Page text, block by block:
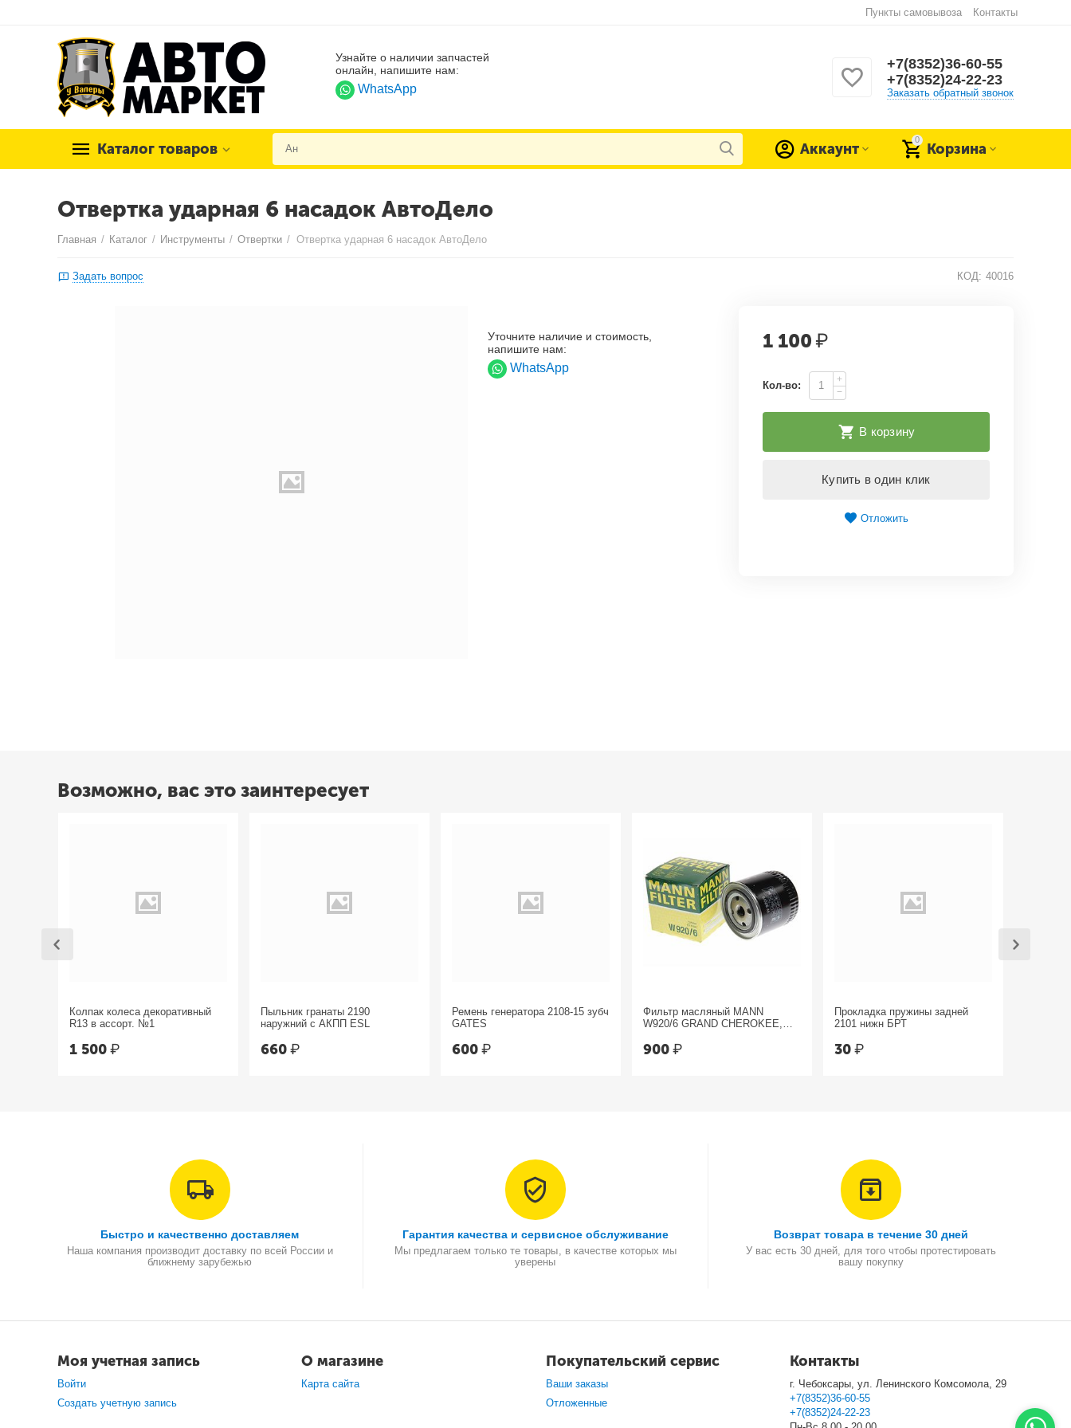
Пункты самовывоза Контакты
Узнайте о наличии запчастей
онлайн, напишите нам:
WhatsApp
+7(8352)36-60-55
+7(8352)24-22-23
Заказать обратный звонок
Каталог товаров
0
Корзина
Аккаунт
Отвертка ударная 6 насадок АвтоДело
Главная / Каталог / Инструменты / Отвертки / Отвертка ударная 6 насадок АвтоДело
Задать вопрос КОД: 40016
Уточните наличие и стоимость,
напишите нам:
WhatsApp
1 100₽
Кол-во:
+
−
В корзину
Купить в один клик
Отложить
Возможно, вас это заинтересует
Колпак колеса декоративный
R13 в ассорт. №1
1 500₽
Пыльник гранаты 2190
наружний с АКПП ESL
660₽
Ремень генератора 2108-15 зубч
GATES
600₽
Фильтр масляный MANN
W920/6 GRAND CHEROKEE,
900₽
Прокладка пружины задней
2101 нижн БРТ
30₽
Быстро и качественно доставляем
Наша компания производит доставку по всей России и
ближнему зарубежью
Гарантия качества и сервисное обслуживание
Мы предлагаем только те товары, в качестве которых мы
уверены
Возврат товара в течение 30 дней
У вас есть 30 дней, для того чтобы протестировать
вашу покупку
Моя учетная запись
Войти
Создать учетную запись
О магазине
Карта сайта
Покупательский сервис
Ваши заказы
Отложенные
Контакты
г. Чебоксары, ул. Ленинского Комсомола, 29
+7(8352)36-60-55
+7(8352)24-22-23